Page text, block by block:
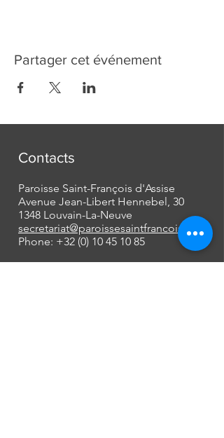
Partager cet événement
Contacts
Paroisse Saint-François d'Assise
Avenue Jean-Libert Hennebel, 30
1348 Louvain-La-Neuve
secretariat@paroissesaintfrancois.be
Phone: +32 (0) 10 45 10 85